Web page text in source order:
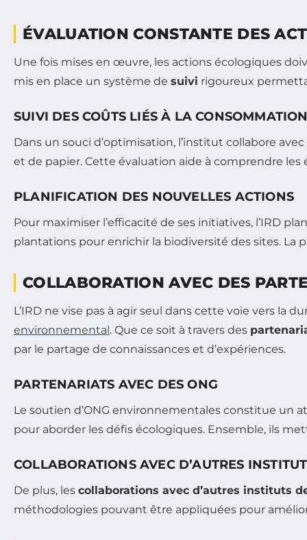
ÉVALUATION CONSTANTE DES
Une fois mises en œuvre, les actions écologiques
mis en place un système de suivi rigoureux
SUIVI DES COÛTS LIÉS À LA
Dans un souci d’optimisation, l’institut collabore
et de papier. Cette évaluation aide à comprendre les
PLANIFICATION DES NOUVELLES ACTIONS
Pour maximiser l’efficacité de ses initiatives, l’IRD
plantations pour enrichir la biodiversité des sites. La
COLLABORATION AVEC DES
L’IRD ne vise pas à agir seul dans cette voie vers la
environnemental. Que ce soit à travers des
par le partage de connaissances et d’expériences.
PARTENARIATS AVEC DES ONG
Le soutien d’ONG environnementales constitue un
pour aborder les défis écologiques. Ensemble, ils
COLLABORATIONS AVEC D’AUTRES
De plus, les collaborations avec d’autres instituts
méthodologies pouvant être appliquées pour